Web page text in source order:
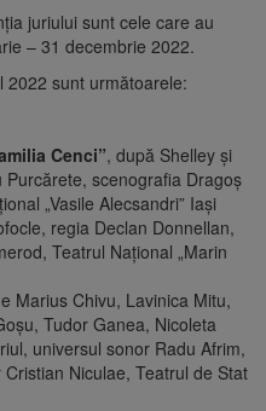
juriului sunt cele care au
– 31 decembrie 2022.
2022 sunt următoarele:
Cenci”, după Shelley și
Purcărete, scenografia Dragoș
„Vasile Alecsandri” Iași
regia Declan Donnellan,
Teatrul Național „Marin
Marius Chivu, Lavinica Mitu,
Tudor Ganea, Nicoleta
universul sonor Radu Afrim,
Niculae, Teatrul de Stat